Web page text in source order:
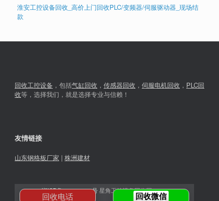
淮安工控设备回收_高价上门回收PLC/变频器/伺服驱动器_现场结
款
回收电话 回收微信
回收工控设备 ，包括气缸回收 ， 传感器回收 ， 伺服电机回收 ， PLC回
收等，选择我们，就是选择专业与信赖！
友情链接
山东钢格板厂家 | 株洲建材
湘ICP备2023030366号星角工控设备回收网© 2026